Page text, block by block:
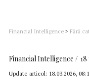
Financial Intelligence > Fără
Financial Intelligence
Update articol: 18.03.2026,